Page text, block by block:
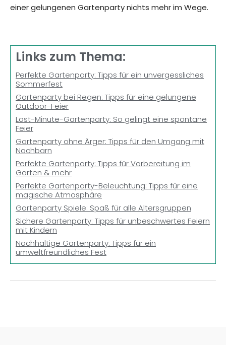
einer gelungenen Gartenparty nichts mehr im Wege.
Links zum Thema:
Perfekte Gartenparty: Tipps für ein unvergessliches
Sommerfest
Gartenparty bei Regen: Tipps für eine gelungene
Outdoor-Feier
Last-Minute-Gartenparty: So gelingt eine spontane
Feier
Gartenparty ohne Ärger: Tipps für den Umgang mit
Nachbarn
Perfekte Gartenparty: Tipps für Vorbereitung im
Garten & mehr
Perfekte Gartenparty-Beleuchtung: Tipps für eine
magische Atmosphäre
Gartenparty Spiele: Spaß für alle Altersgruppen
Sichere Gartenparty: Tipps für unbeschwertes Feiern
mit Kindern
Nachhaltige Gartenparty: Tipps für ein
umweltfreundliches Fest